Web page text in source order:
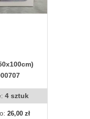
4 sztuk
26,00 zł